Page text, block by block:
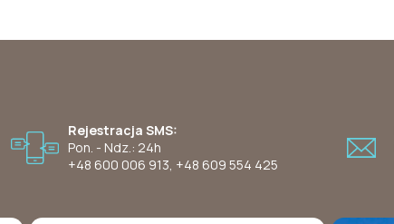
Rejestracja SMS:
Pon. - Ndz.: 24h
+48 600 006 913, +48 609 554 425